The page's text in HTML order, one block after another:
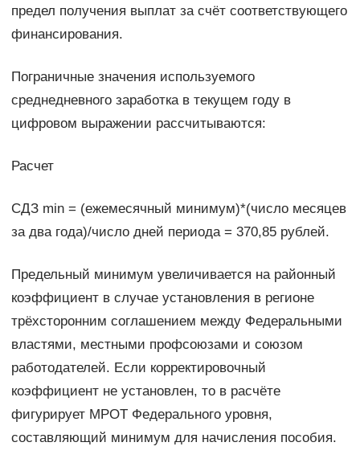
предел получения выплат за счёт соответствующего
финансирования.
Пограничные значения используемого
среднедневного заработка в текущем году в
цифровом выражении рассчитываются:
Расчет
СДЗ min = (ежемесячный минимум)*(число месяцев
за два года)/число дней периода = 370,85 рублей.
Предельный минимум увеличивается на районный
коэффициент в случае установления в регионе
трёхсторонним соглашением между Федеральными
властями, местными профсоюзами и союзом
работодателей. Если корректировочный
коэффициент не установлен, то в расчёте
фигурирует МРОТ Федерального уровня,
составляющий минимум для начисления пособия.